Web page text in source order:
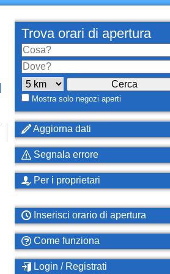
Trova orari di apertura
Mostra solo negozi aperti
Aggiorna dati
Segnala errore
Per i proprietari
Inserisci orario di apertura
Come funziona
Login / Registrati